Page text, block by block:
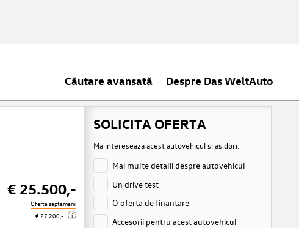
Căutare avansată Despre Das WeltAuto
€ 25.500,-
Oferta saptamanii
€ 27.200,-
i
SOLICITA OFERTA
Ma intereseaza acest autovehicul si as dori:
Mai multe detalii despre autovehicul
Un drive test
O oferta de finantare
Accesorii pentru acest autovehicul